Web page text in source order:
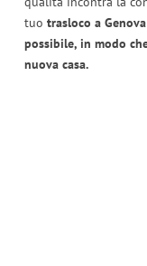
tuo trasloco a
possibile, in modo
nuova casa.